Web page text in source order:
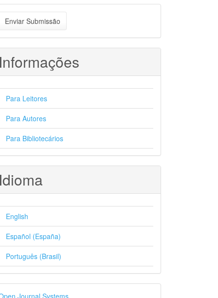
Enviar Submissão
Para Leitores
Para Autores
Para Bibliotecários
English
Español (España)
Português (Brasil)
Journal Systems